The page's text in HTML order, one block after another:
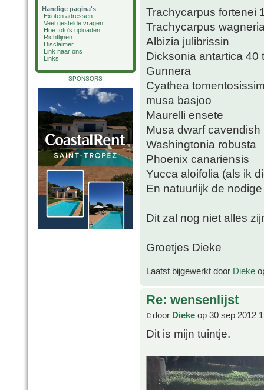
Handige pagina's
Exoten adressen
Veel gestelde vragen
Hoe foto's uploaden
Richtlijnen
Disclaimer
Link naar ons
Links
SPONSORS
Trachycarpus fortenei
Trachycarpus
Albizia julibrissin
Dicksonia antartica 40
Gunnera
Cyathea
musa basjoo
Maurelli ensete
Musa dwarf cavendish
Washingtonia robusta
Phoenix canariensis
Yucca aloifolia (als ik
En natuurlijk de
Dit zal nog niet alles
Groetjes Dieke
Laatst bijgewerkt door Dieke
Re: wensenlijst
door Dieke op 30 sep 2012
Dit is mijn tuintje.